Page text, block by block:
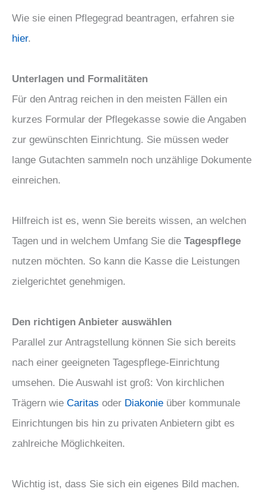
Wie sie einen Pflegegrad beantragen, erfahren sie
hier.
Unterlagen und Formalitäten
Für den Antrag reichen in den meisten Fällen ein
kurzes Formular der Pflegekasse sowie die Angaben
zur gewünschten Einrichtung. Sie müssen weder
lange Gutachten sammeln noch unzählige Dokumente
einreichen.
Hilfreich ist es, wenn Sie bereits wissen, an welchen
Tagen und in welchem Umfang Sie die Tagespflege
nutzen möchten. So kann die Kasse die Leistungen
zielgerichtet genehmigen.
Den richtigen Anbieter auswählen
Parallel zur Antragstellung können Sie sich bereits
nach einer geeigneten Tagespflege-Einrichtung
umsehen. Die Auswahl ist groß: Von kirchlichen
Trägern wie Caritas oder Diakonie über kommunale
Einrichtungen bis hin zu privaten Anbietern gibt es
zahlreiche Möglichkeiten.
Wichtig ist, dass Sie sich ein eigenes Bild machen.